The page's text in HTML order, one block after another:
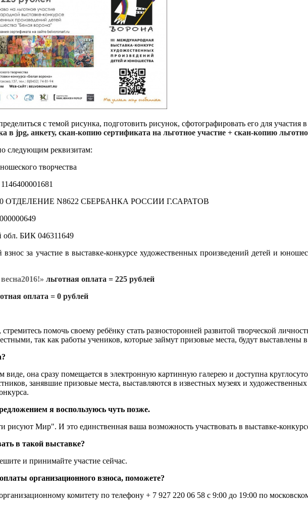
с темой рисунка, подготовить рисунок, сфотографировать его для
в jpg, анкету, скан-копию сертификата на льготное участие + скан-копию
следующим реквизитам:
творчества
ОТДЕЛЕНИЕ N8622 СБЕРБАНКА РОССИИ Г.САРАТОВ
обл. БИК 046311649
за участие в выставке-конкурсе художественных произведений детей и
льготная оплата = 225 рублей
оплата = 0 рублей
помочь своему ребёнку стать разносторонней развитой творческой
так как работы учеников, которые займут призовые места, будут выставлены
виде, она сразу помещается в электронную картинную галерею и доступна
занявшие призовые места, выставляются в известных музеях и
я воспользуюсь чуть позже.
рисуют Мир". И это единственная ваша возможность участвовать в выставке-
в такой выставке?
и принимайте участие сейчас.
организационного взноса, поможете?
комитету по телефону + 7 927 220 06 58 с 9:00 до 19:00 по